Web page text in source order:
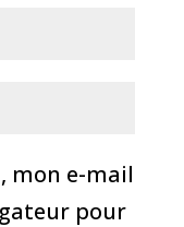
mon e-mail
pour